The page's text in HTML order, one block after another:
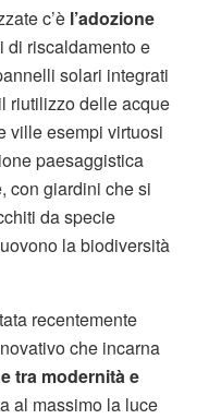
c’è l’adozione
di riscaldamento e
solari integrati
riutilizzo delle acque
ville esempi virtuosi
paesaggistica
con giardini che si
da specie
la biodiversità
recentemente
che incarna
tra modernità e
al massimo la luce